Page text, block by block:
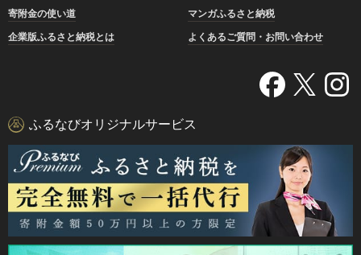
寄附金の使い道
マンガふるさと納税
企業版ふるさと納税とは
よくあるご質問・お問い合わせ
ふるなびオリジナルサービス